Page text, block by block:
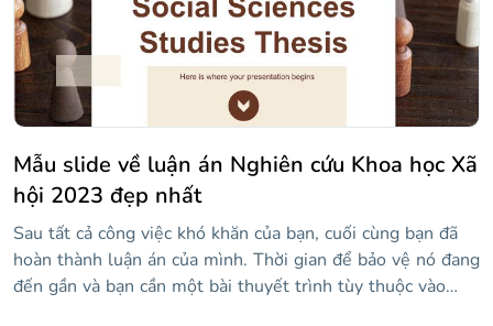
cứu của mình nhiều như bạn muốn.
Mẫu slide về luận án Nghiên cứu Khoa học Xã
hội 2023 đẹp nhất
Sau tất cả công việc khó khăn của bạn, cuối cùng bạn đã
hoàn thành luận án của mình. Thời gian để bảo vệ nó đang
đến gần và bạn cần một bài thuyết trình tùy thuộc vào